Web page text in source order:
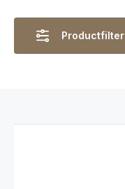
Productfilter